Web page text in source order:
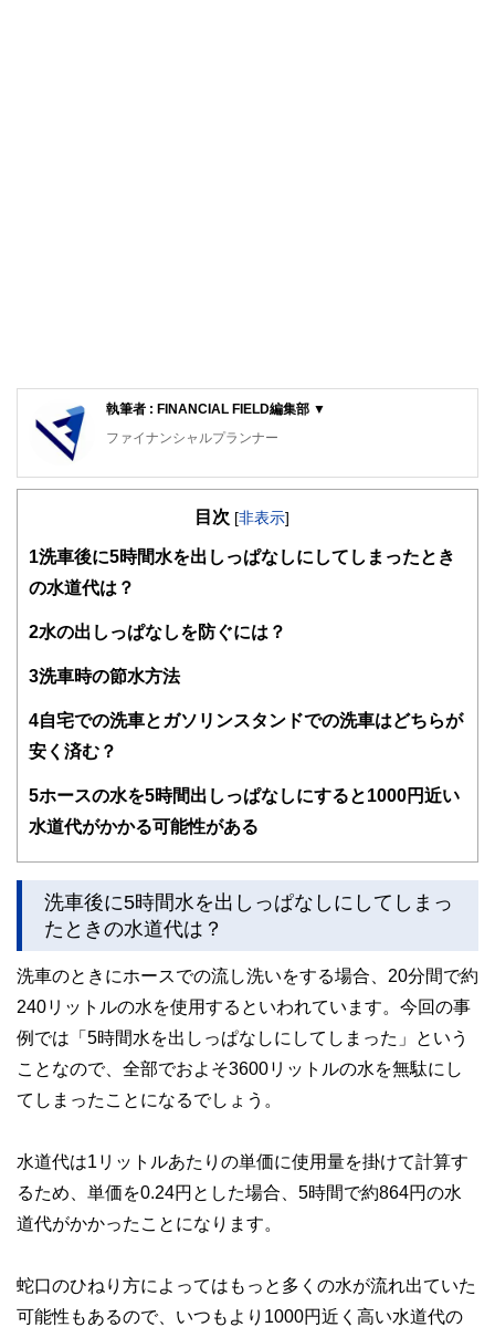
執筆者 : FINANCIAL FIELD編集部 ▼
ファイナンシャルプランナー
FinancialField編集部は、金融、経済に関する記事を、日々
知識がない方でも理解できるようわかりやすく発信していま
得者を中心に「お金や暮らし」に関する書籍・雑誌の編集経
関わることで、読者目線のコンテンツを追求しています。
FinancialFieldの特徴は、ファイナンシャルプランナー、弁
ドバイザー、DCプランナー、公認会計士、社会保険労務
士、行政書士、投資アナリスト、キャリアコンサルタントな
ど150名以上の有資格者を執筆者・監修者として迎え、むず
をわかりやすく発信している点です。
このように編集経験豊富なメンバーと金融や経済に精通した
私たちは、快適でより良い生活のアイデアを提供するお金の
目次 [非表示]
1 洗車後に5時間水を出しっぱなしにしてしまったとき
の水道代は？
2水の出しっぱなしを防ぐには？
3洗車時の節水方法
4自宅での洗車とガソリンスタンドでの洗車はどちらが
安く済む？
5ホースの水を5時間出しっぱなしにすると1000円近い
水道代がかかる可能性がある
洗車後に5時間水を出しっぱなしにしてしまっ
たときの水道代は？
洗車のときにホースでの流し洗いをする場合、20分間で約
240リットルの水を使用するといわれています。今回の事
例では「5時間水を出しっぱなしにしてしまった」という
ことなので、全部でおよそ3600リットルの水を無駄にし
てしまったことになるでしょう。
水道代は1リットルあたりの単価に使用量を掛けて計算す
るため、単価を0.24円とした場合、5時間で約864円の水
道代がかかったことになります。
蛇口のひねり方によってはもっと多くの水が流れ出ていた
可能性もあるので、いつもより1000円近く高い水道代の